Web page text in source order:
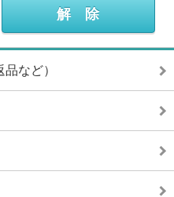
など）